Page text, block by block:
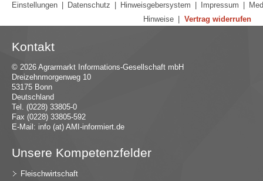
Einstellungen
Datenschutz Hinweisgebersystem Impressum
Hinweise
Vertrag widerrufen
Kontakt
© 2026 Agrarmarkt Informations-Gesellschaft mbH
Dreizehnmorgenweg 10
53175 Bonn
Deutschland
Tel. (0228) 33805-0
Fax (0228) 33805-592
E-Mail: info (at) AMI-informiert.de
Unsere Kompetenzfelder
Fleischwirtschaft